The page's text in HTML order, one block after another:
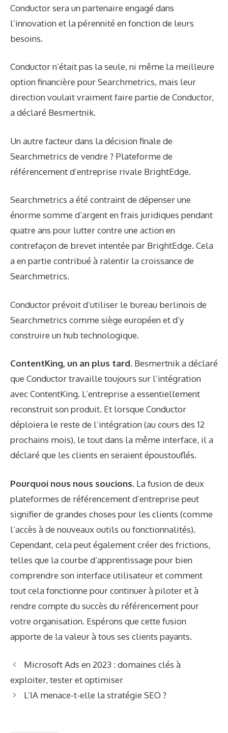
Conductor sera un partenaire engagé dans
l’innovation et la pérennité en fonction de leurs
besoins.
Conductor n’était pas la seule, ni même la meilleure
option financière pour Searchmetrics, mais leur
direction voulait vraiment faire partie de Conductor,
a déclaré Besmertnik.
Un autre facteur dans la décision finale de
Searchmetrics de vendre ? Plateforme de
référencement d’entreprise rivale BrightEdge.
Searchmetrics a été contraint de dépenser une
énorme somme d’argent en frais juridiques pendant
quatre ans pour lutter contre une action en
contrefaçon de brevet intentée par BrightEdge. Cela
a en partie contribué à ralentir la croissance de
Searchmetrics.
Conductor prévoit d’utiliser le bureau berlinois de
Searchmetrics comme siège européen et d’y
construire un hub technologique.
ContentKing, un an plus tard. Besmertnik a déclaré
que Conductor travaille toujours sur l’intégration
avec ContentKing. L’entreprise a essentiellement
reconstruit son produit. Et lorsque Conductor
déploiera le reste de l’intégration (au cours des 12
prochains mois), le tout dans la même interface, il a
déclaré que les clients en seraient époustouflés.
Pourquoi nous nous soucions. La fusion de deux
plateformes de référencement d’entreprise peut
signifier de grandes choses pour les clients (comme
l’accès à de nouveaux outils ou fonctionnalités).
Cependant, cela peut également créer des frictions,
telles que la courbe d’apprentissage pour bien
comprendre son interface utilisateur et comment
tout cela fonctionne pour continuer à piloter et à
rendre compte du succès du référencement pour
votre organisation. Espérons que cette fusion
apporte de la valeur à tous ses clients payants.
Microsoft Ads en 2023 : domaines clés à
exploiter, tester et optimiser
L’IA menace-t-elle la stratégie SEO ?